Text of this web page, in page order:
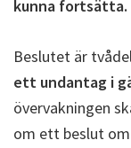
kunna fortsätta.
Beslutet är
ett undantag i
övervakningen
om ett beslut